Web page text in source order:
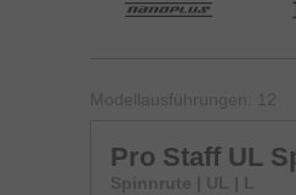
Modellausführungen: 12
Pro Staff UL
Spinnrute | UL | L